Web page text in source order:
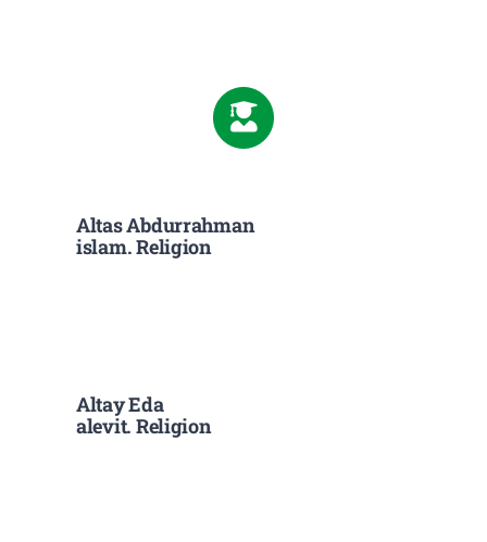
Altas Abdurrahman
islam. Religion
Altay Eda
alevit. Religion